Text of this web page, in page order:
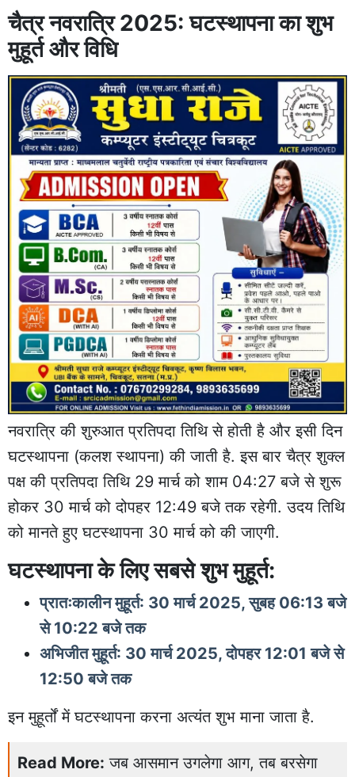
चैत्र नवरात्रि 2025: घटस्थापना का शुभ
मुहूर्त और विधि
नवरात्रि की शुरुआत प्रतिपदा तिथि से होती है और इसी दिन
घटस्थापना (कलश स्थापना) की जाती है. इस बार चैत्र शुक्ल
पक्ष की प्रतिपदा तिथि 29 मार्च को शाम 04:27 बजे से शुरू
होकर 30 मार्च को दोपहर 12:49 बजे तक रहेगी. उदय तिथि
को मानते हुए घटस्थापना 30 मार्च को की जाएगी.
घटस्थापना के लिए सबसे शुभ मुहूर्त:
प्रातःकालीन मुहूर्त: 30 मार्च 2025, सुबह 06:13 बजे
से 10:22 बजे तक
अभिजीत मुहूर्त: 30 मार्च 2025, दोपहर 12:01 बजे से
12:50 बजे तक
इन मुहूर्तों में घटस्थापना करना अत्यंत शुभ माना जाता है.
Read More: जब आसमान उगलेगा आग, तब बरसेगा